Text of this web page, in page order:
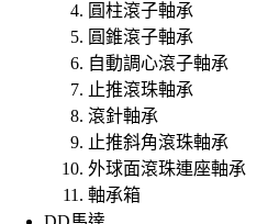
圓柱滾子軸承
圓錐滾子軸承
自動調心滾子軸承
止推滾珠軸承
滾針軸承
止推斜角滾珠軸承
外球面滾珠連座軸承
軸承箱